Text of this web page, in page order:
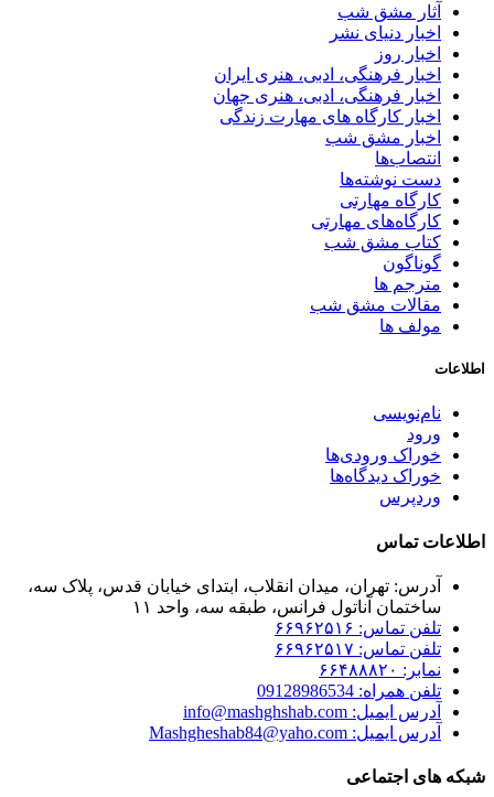
آثار مشق شب
اخبار دنیای نشر
اخبار روز
اخبار فرهنگی، ادبی، هنری ایران
اخبار فرهنگی، ادبی، هنری جهان
اخبار کارگاه های مهارت زندگی
اخبار مشق شب
انتصاب‌ها
دست نوشته‌ها
کارگاه مهارتی
کارگاه‌های مهارتی
کتاب مشق شب
گوناگون
مترجم ها
مقالات مشق شب
مولف ها
اطلاعات
نام‌نویسی
ورود
خوراک ورودی‌ها
خوراک دیدگاه‌ها
وردپرس
اطلاعات تماس
آدرس: تهران، میدان انقلاب، ابتدای خیابان قدس، پلاک سه،
ساختمان آناتول فرانس، طبقه سه، واحد ۱۱
تلفن تماس: ۶۶۹۶۲۵۱۶
تلفن تماس: ۶۶۹۶۲۵۱۷
نمابر: ۶۶۴۸۸۸۲۰
تلفن همراه: 09128986534
آدرس ایمیل: info@mashghshab.com
آدرس ایمیل: Mashgheshab84@yaho.com
شبکه های اجتماعی